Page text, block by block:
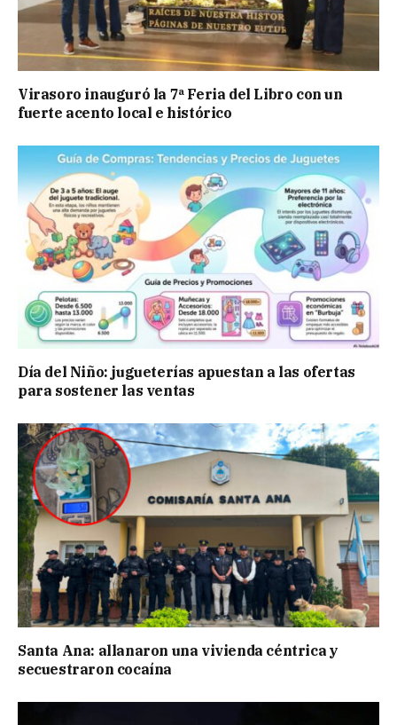
Virasoro inauguró la 7ª Feria del Libro con un
fuerte acento local e histórico
Día del Niño: jugueterías apuestan a las ofertas
para sostener las ventas
Santa Ana: allanaron una vivienda céntrica y
secuestraron cocaína